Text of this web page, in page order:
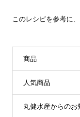
このレシピを参考に
商品
人気商品
丸健水産からのお